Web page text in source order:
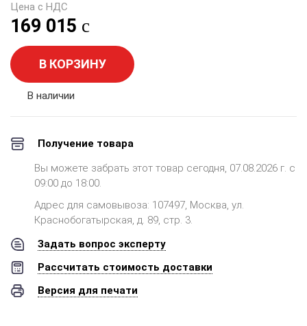
Цена с НДС
169 015
В КОРЗИНУ
В наличии
Получение товара
Вы можете забрать этот товар сегодня, 07.08.2026 г. с
09:00 до 18:00.
Адрес для самовывоза: 107497, Москва, ул.
Краснобогатырская, д. 89, стр. 3.
Задать вопрос эксперту
Рассчитать стоимость доставки
Версия для печати